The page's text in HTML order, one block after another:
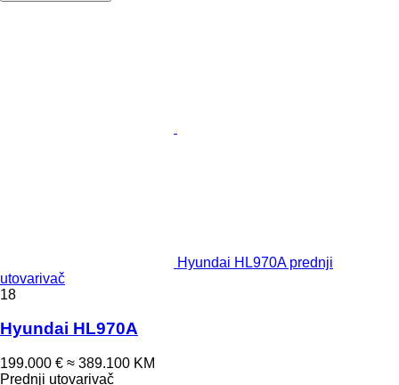
Hyundai HL970A prednji
utovarivač
18
Hyundai HL970A
199.000 € ≈ 389.100 KM
Prednji utovarivač